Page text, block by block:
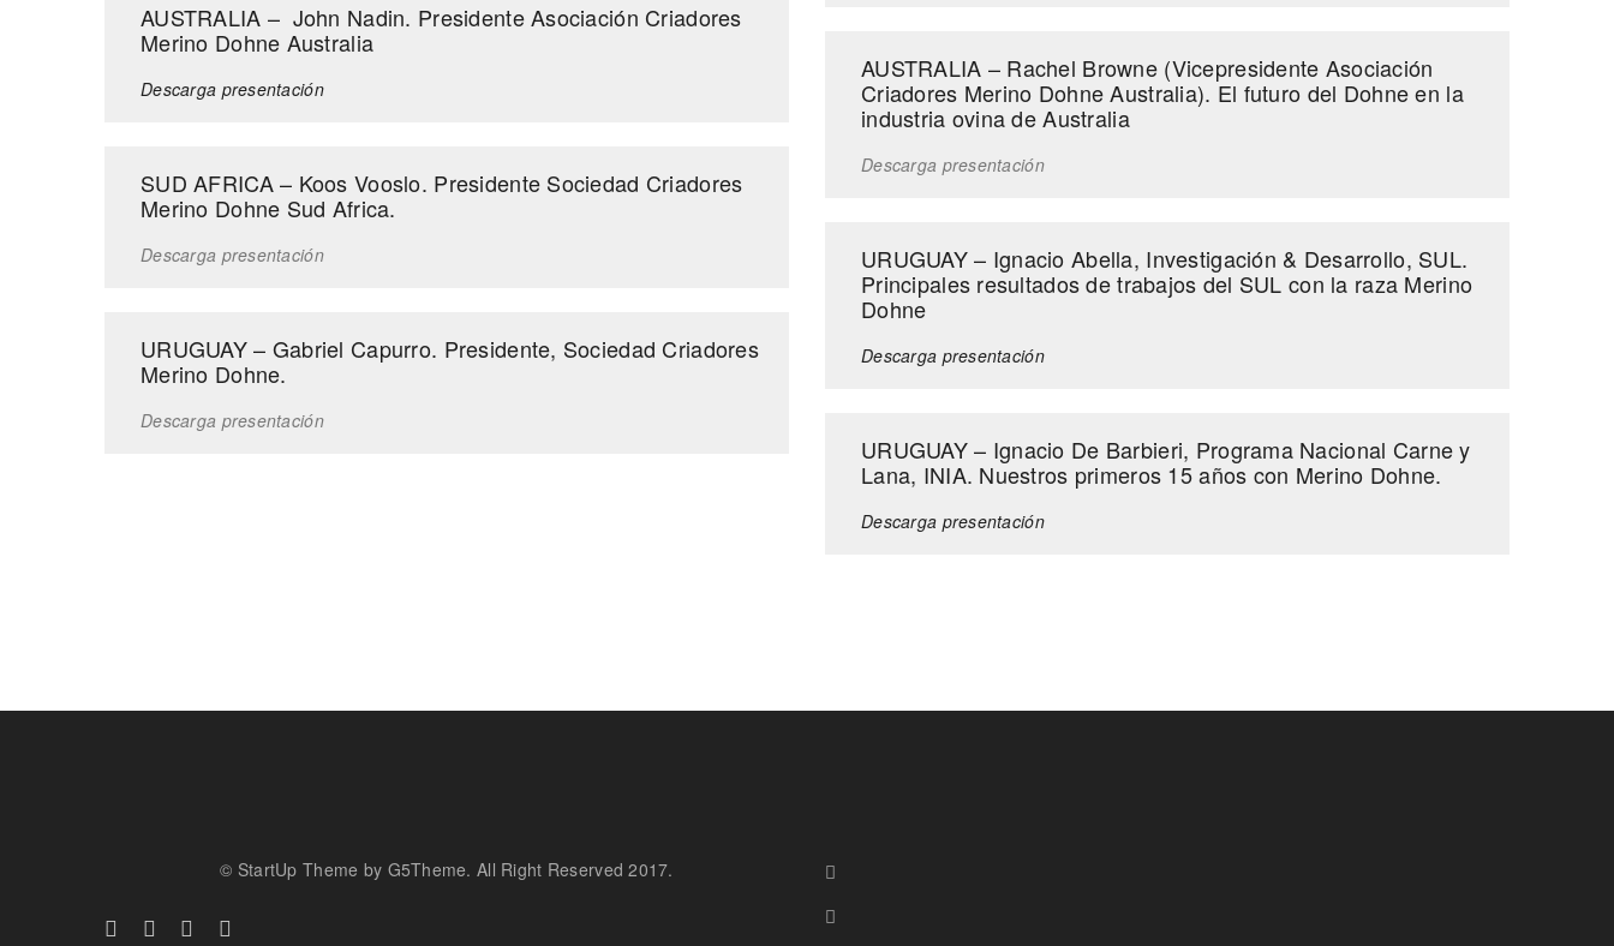
AUSTRALIA – John Nadin. Presidente Asociación Criadores
Merino Dohne Australia
Descarga presentación
SUD AFRICA – Koos Vooslo. Presidente Sociedad Criadores
Merino Dohne Sud Africa.
Descarga presentación
URUGUAY – Gabriel Capurro. Presidente, Sociedad Criadores
Merino Dohne.
Descarga presentación
AUSTRALIA – Rachel Browne (Vicepresidente Asociación
Criadores Merino Dohne Australia). El futuro del Dohne en la
industria ovina de Australia
Descarga presentación
URUGUAY – Ignacio Abella, Investigación & Desarrollo, SUL.
Principales resultados de trabajos del SUL con la raza Merino
Dohne
Descarga presentación
URUGUAY – Ignacio De Barbieri, Programa Nacional Carne y
Lana, INIA. Nuestros primeros 15 años con Merino Dohne.
Descarga presentación
© StartUp Theme by G5Theme. All Right Reserved 2017.